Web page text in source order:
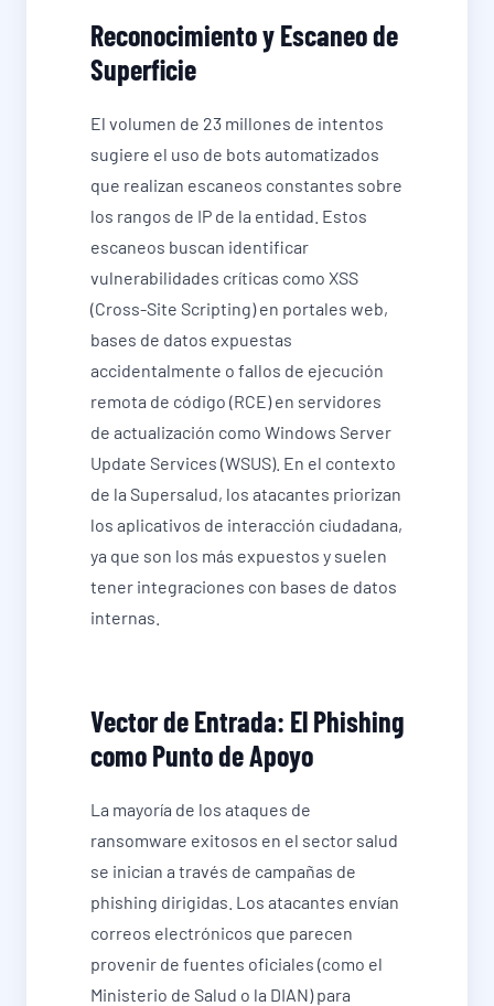
Reconocimiento y Escaneo de
Superficie
El volumen de 23 millones de intentos
sugiere el uso de bots automatizados
que realizan escaneos constantes sobre
los rangos de IP de la entidad. Estos
escaneos buscan identificar
vulnerabilidades críticas como XSS
(Cross-Site Scripting) en portales web,
bases de datos expuestas
accidentalmente o fallos de ejecución
remota de código (RCE) en servidores
de actualización como Windows Server
Update Services (WSUS). En el contexto
de la Supersalud, los atacantes priorizan
los aplicativos de interacción ciudadana,
ya que son los más expuestos y suelen
tener integraciones con bases de datos
internas.
Vector de Entrada: El Phishing
como Punto de Apoyo
La mayoría de los ataques de
ransomware exitosos en el sector salud
se inician a través de campañas de
phishing dirigidas. Los atacantes envían
correos electrónicos que parecen
provenir de fuentes oficiales (como el
Ministerio de Salud o la DIAN) para